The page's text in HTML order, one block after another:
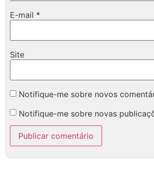
E-mail *
Site
Notifique-me sobre novos
Notifique-me sobre novas